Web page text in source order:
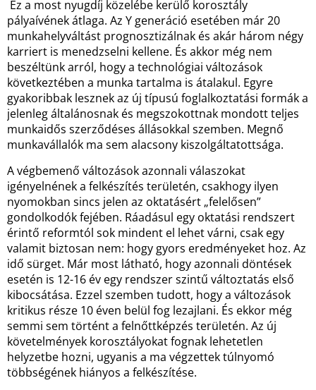
Ez a most nyugdíj közelébe kerülő korosztály
pályaívének átlaga. Az Y generáció esetében már 20
munkahelyváltást prognosztizálnak és akár három négy
karriert is menedzselni kellene. És akkor még nem
beszéltünk arról, hogy a technológiai változások
következtében a munka tartalma is átalakul. Egyre
gyakoribbak lesznek az új típusú foglalkoztatási formák a
jelenleg általánosnak és megszokottnak mondott teljes
munkaidős szerződéses állásokkal szemben. Megnő
munkavállalók ma sem alacsony kiszolgáltatottsága.
A végbemenő változások azonnali válaszokat
igényelnének a felkészítés területén, csakhogy ilyen
nyomokban sincs jelen az oktatásért „felelősen”
gondolkodók fejében. Ráadásul egy oktatási rendszert
érintő reformtól sok mindent el lehet várni, csak egy
valamit biztosan nem: hogy gyors eredményeket hoz. Az
idő sürget. Már most látható, hogy azonnali döntések
esetén is 12-16 év egy rendszer szintű változtatás első
kibocsátása. Ezzel szemben tudott, hogy a változások
kritikus része 10 éven belül fog lezajlani. És ekkor még
semmi sem történt a felnőttképzés területén. Az új
követelmények korosztályokat fognak lehetetlen
helyzetbe hozni, ugyanis a ma végzettek túlnyomó
többségének hiányos a felkészítése.